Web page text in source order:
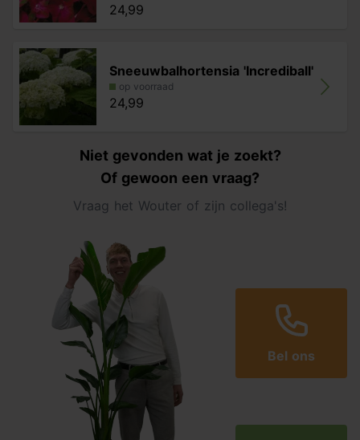
24,99
Sneeuwbalhortensia 'Incrediball'
op voorraad
24,99
Niet gevonden wat je zoekt?
Of gewoon een vraag?
Vraag het Wouter of zijn collega's!
Bel ons